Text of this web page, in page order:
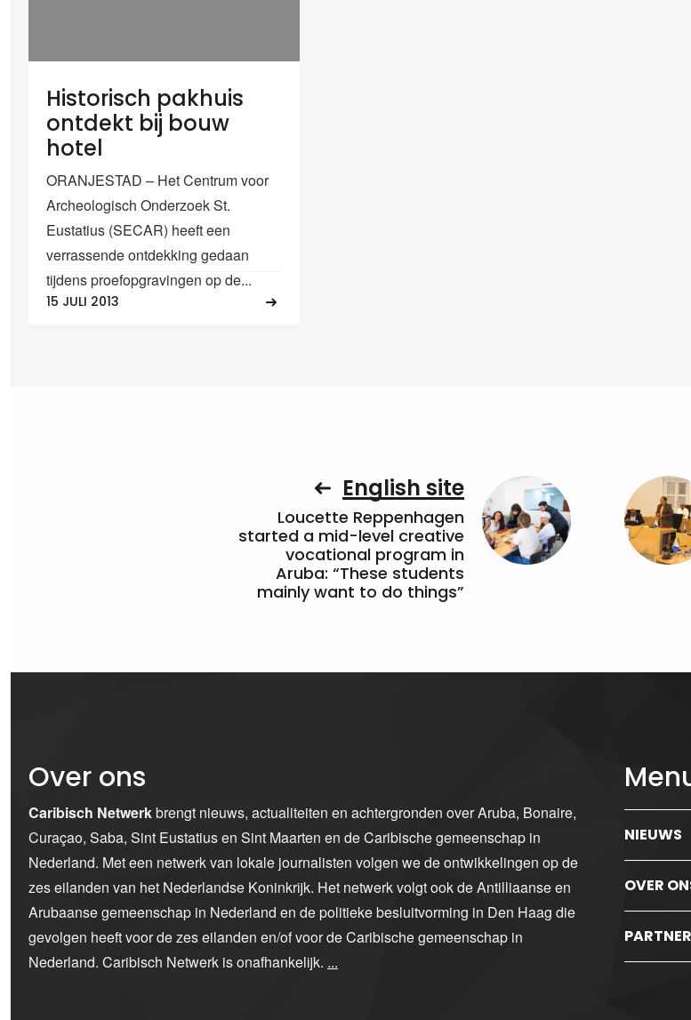
Historisch pakhuis
ontdekt bij bouw
hotel
ORANJESTAD – Het Centrum voor
Archeologisch Onderzoek St.
Eustatius (SECAR) heeft een
verrassende ontdekking gedaan
tijdens proefopgravingen op de...
15 JULI 2013
English site
Loucette Reppenhagen
started a mid-level creative
vocational program in
Aruba: “These students
mainly want to do things”
Over ons
Caribisch Netwerkbrengt nieuws, actualiteiten en achtergronden over Aruba, Bonaire,
Curaçao, Saba, Sint Eustatius en Sint Maarten en de Caribische gemeenschap in
Nederland. Met een netwerk van lokale journalisten volgen we de ontwikkelingen op de
zes eilanden van het Nederlandse Koninkrijk. Het netwerk volgt ook de Antilliaanse en
Arubaanse gemeenschap in Nederland en de politieke besluitvorming in Den Haag die
gevolgen heeft voor de zes eilanden en/of voor de Caribische gemeenschap in
Nederland. Caribisch Netwerk is onafhankelijk. ...
NIEUWS
OVER